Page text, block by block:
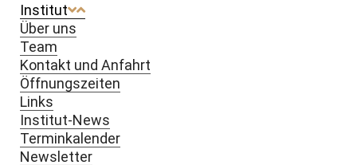
Institut
Über uns
Team
Kontakt und Anfahrt
Öffnungszeiten
Links
Institut-News
Terminkalender
Newsletter